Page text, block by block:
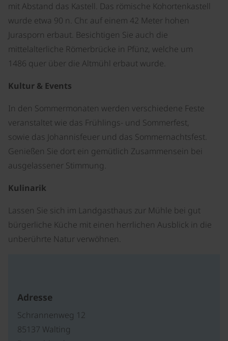
mit Abstand das Kastell. Das römische Kohortenkastell
wurde etwa 90 n. Chr. auf einem 42 Meter hohen
Jurasporn erbaut. Besichtigen Sie auch die
mittelalterliche Römerbrücke in Pfünz, welche um
1486 quer über die Altmühl erbaut wurde.
Kultur & Events
In den Sommermonaten werden verschiedene Feste
veranstaltet wie das Frühlings- und Sommerfest,
sowie das Johannisfeuer und das Sommernachtsfest.
Genießen Sie dort ein gemütlich Zusammensein bei
ausgelassener Stimmung.
Kulinarik
Lassen Sie sich im Landgasthaus zur Mühle bei gut
bürgerliche Küche mit einen herrlichen Ausblick in die
unberührte Natur verwöhnen.
Adresse
Schrannenweg 12
85137 Walting